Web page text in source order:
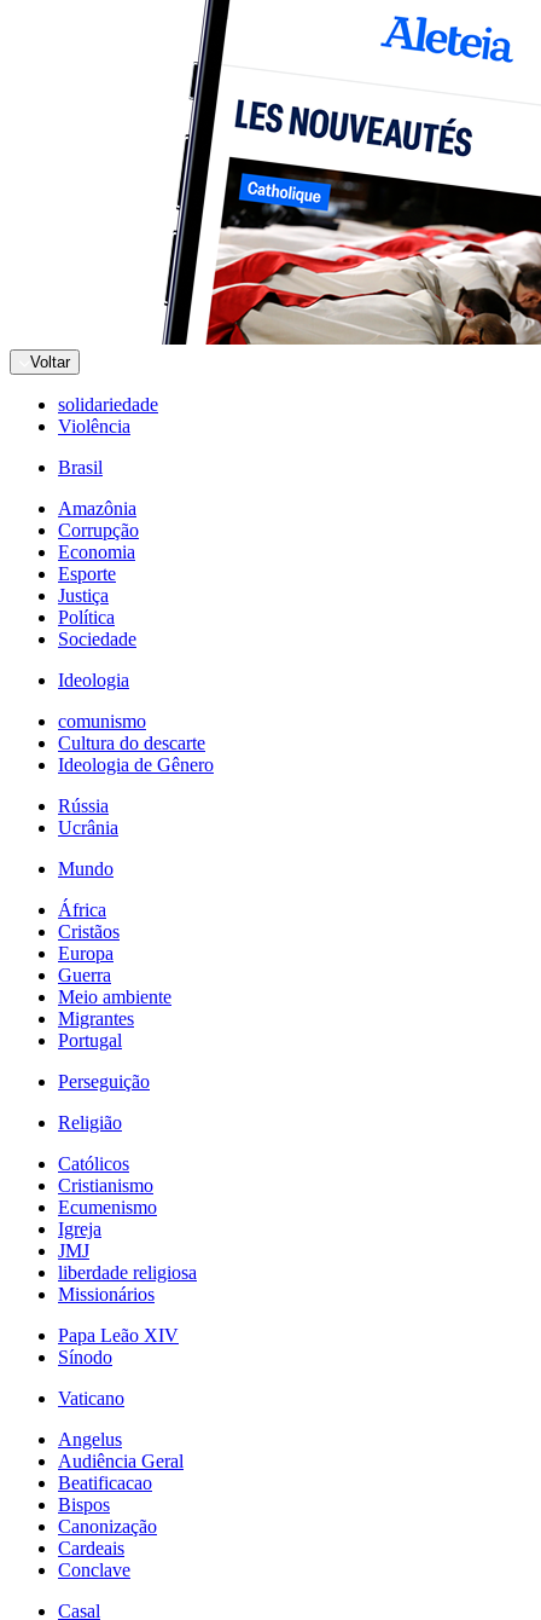
Voltar
solidariedade
Violência
Brasil
Amazônia
Corrupção
Economia
Esporte
Justiça
Política
Sociedade
Ideologia
comunismo
Cultura do descarte
Ideologia de Gênero
Rússia
Ucrânia
Mundo
África
Cristãos
Europa
Guerra
Meio ambiente
Migrantes
Portugal
Perseguição
Religião
Católicos
Cristianismo
Ecumenismo
Igreja
JMJ
liberdade religiosa
Missionários
Papa Leão XIV
Sínodo
Vaticano
Angelus
Audiência Geral
Beatificacao
Bispos
Canonização
Cardeais
Conclave
Casal